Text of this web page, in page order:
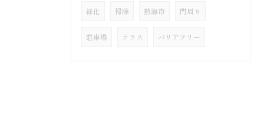
緑化 掃除 熱海市 門周り
駐車場 テラス バリアフリー